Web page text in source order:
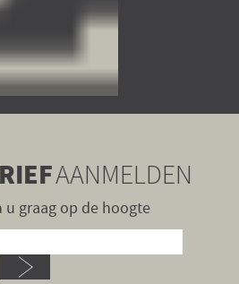
AANMELDEN
u graag op de hoogte